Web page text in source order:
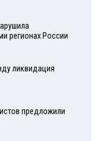
регионах России
ликвидация
предложили